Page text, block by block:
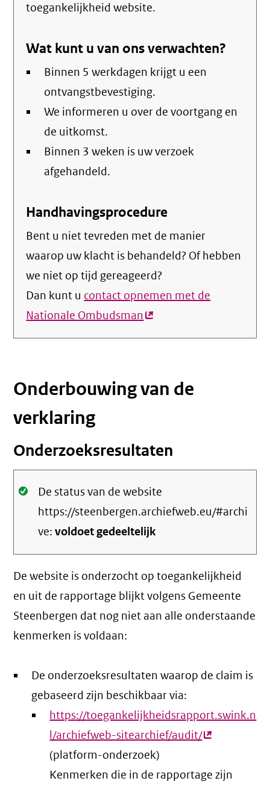
verstuurt
toegankelijkheid website.
Wat kunt u van ons verwachten?
Binnen 5 werkdagen krijgt u een
ontvangstbevestiging.
We informeren u over de voortgang en
de uitkomst.
Binnen 3 weken is uw verzoek
afgehandeld.
Handhavingsprocedure
Bent u niet tevreden met de manier
waarop uw klacht is behandeld? Of hebben
we niet op tijd gereageerd?
Dan kunt u contact opnemen met de
Nationale Ombudsman(externe
link)
Onderbouwing van de
verklaring
Onderzoeksresultaten
Oké.
De status van de website
https://steenbergen.archiefweb.eu/#archi
ve:voldoet gedeeltelijk
De website is onderzocht op toegankelijkheid
en uit de rapportage blijkt volgens Gemeente
Steenbergen dat nog niet aan alle onderstaande
kenmerken is voldaan:
De onderzoeksresultaten waarop de claim is
gebaseerd zijn beschikbaar via:
https://toegankelijkheidsrapport.swink.n
l/archiefweb-sitearchief/audit/(externe
(platform-onderzoek)
Kenmerken die in de rapportage zijn